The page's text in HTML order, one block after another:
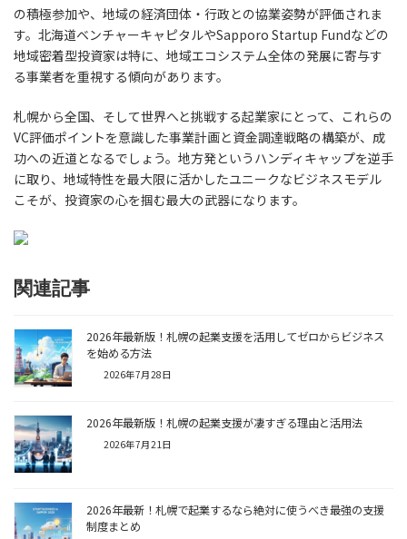
の積極参加や、地域の経済団体・行政との協業姿勢が評価されま
す。北海道ベンチャーキャピタルやSapporo Startup Fundなどの
地域密着型投資家は特に、地域エコシステム全体の発展に寄与す
る事業者を重視する傾向があります。
札幌から全国、そして世界へと挑戦する起業家にとって、これらの
VC評価ポイントを意識した事業計画と資金調達戦略の構築が、成
功への近道となるでしょう。地方発というハンディキャップを逆手
に取り、地域特性を最大限に活かしたユニークなビジネスモデル
こそが、投資家の心を掴む最大の武器になります。
関連記事
2026年最新版！札幌の起業支援を活用してゼロからビジネス
を始める方法
2026年7月28日
2026年最新版！札幌の起業支援が凄すぎる理由と活用法
2026年7月21日
2026年最新！札幌で起業するなら絶対に使うべき最強の支援
制度まとめ